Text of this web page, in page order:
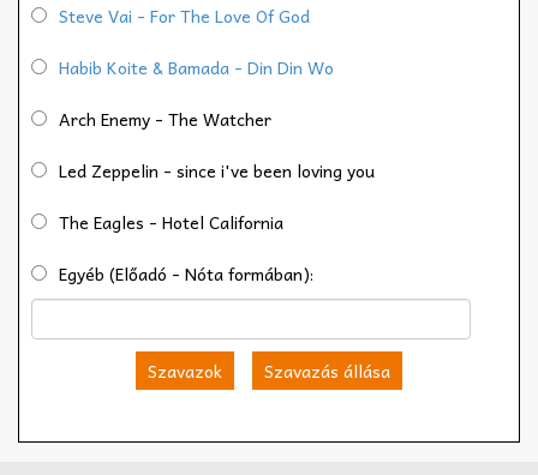
Steve Vai - For The Love Of God
Habib Koite & Bamada - Din Din Wo
Arch Enemy - The Watcher
Led Zeppelin - since i've been loving you
The Eagles - Hotel California
Egyéb (Előadó - Nóta formában):
Szavazok Szavazás állása